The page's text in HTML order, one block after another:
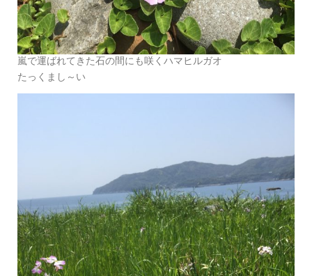
嵐で運ばれてきた石の間にも咲くハマヒルガオ
たっくまし～い